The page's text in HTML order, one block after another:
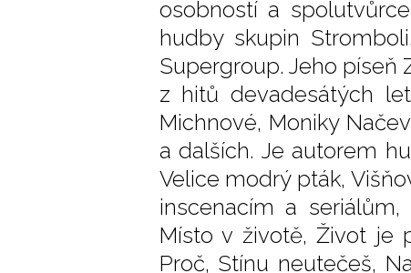
osobností a
hudby skupin
Supergroup. Jeho píseň
z hitů devadesátých
Michnové, Moniky
a dalších. Je autorem
Velice modrý pták,
inscenacím a
Místo v životě, Život je
Proč, Stínu neutečeš,